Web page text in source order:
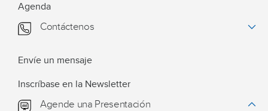
Agenda
Contáctenos
Envíe un mensaje
Inscríbase en la Newsletter
Agende una Presentación